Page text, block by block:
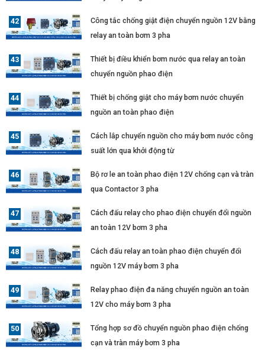
Công tắc chống giật điện chuyển nguồn 12V bằng
relay an toàn bơm 3 pha
Thiết bị điều khiển bơm nước qua relay an toàn
chuyển nguồn phao điện
Thiết bị chống giật cho máy bơm nước chuyển
nguồn an toàn phao điện
Cách lắp chuyển nguồn cho máy bơm nước công
suất lớn qua khởi động từ
Bộ rơ le an toàn phao điện 12V chống cạn và tràn
qua Contactor 3 pha
Cách đấu relay cho phao điện chuyển đổi nguồn
an toàn 12V bơm 3 pha
Cách đấu relay an toàn phao điện chuyển đổi
nguồn 12V máy bơm 3 pha
Relay phao điện đa năng chuyển nguồn an toàn
12V cho máy bơm 3 pha
Tổng hợp sơ đồ chuyển nguồn phao điện chống
cạn và tràn máy bơm 3 pha